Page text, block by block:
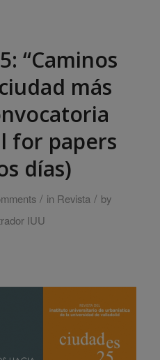
“Caminos
más
for papers
días)
/ in Revista / by
IUU